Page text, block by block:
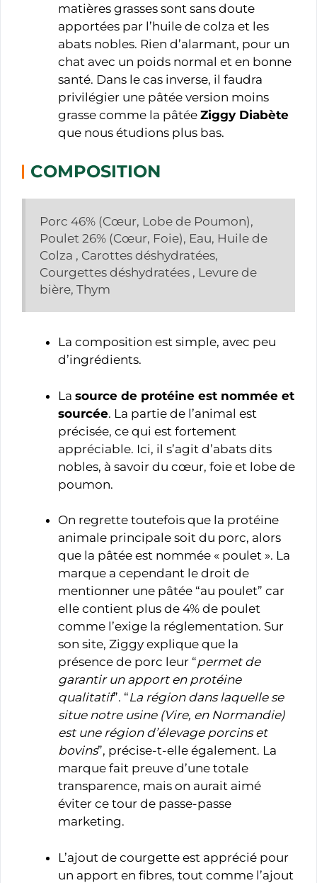
matières grasses sont sans doute
apportées par l’huile de colza et les
abats nobles. Rien d’alarmant, pour un
chat avec un poids normal et en bonne
santé. Dans le cas inverse, il faudra
privilégier une pâtée version moins
grasse comme la pâtée Ziggy Diabète
que nous étudions plus bas.
COMPOSITION
Porc 46% (Cœur, Lobe de Poumon),
Poulet 26% (Cœur, Foie), Eau, Huile de
Colza , Carottes déshydratées,
Courgettes déshydratées , Levure de
bière, Thym
La composition est simple, avec peu
d’ingrédients.
La source de protéine est nommée et
sourcée. La partie de l’animal est
précisée, ce qui est fortement
appréciable. Ici, il s’agit d’abats dits
nobles, à savoir du cœur, foie et lobe de
poumon.
On regrette toutefois que la protéine
animale principale soit du porc, alors
que la pâtée est nommée « poulet ». La
marque a cependant le droit de
mentionner une pâtée “au poulet” car
elle contient plus de 4% de poulet
comme l’exige la réglementation. Sur
son site, Ziggy explique que la
présence de porc leur “permet de
garantir un apport en protéine
qualitatif”. “La région dans laquelle se
situe notre usine (Vire, en Normandie)
est une région d’élevage porcins et
bovins”, précise-t-elle également. La
marque fait preuve d’une totale
transparence, mais on aurait aimé
éviter ce tour de passe-passe
marketing.
L’ajout de courgette est apprécié pour
un apport en fibres, tout comme l’ajout